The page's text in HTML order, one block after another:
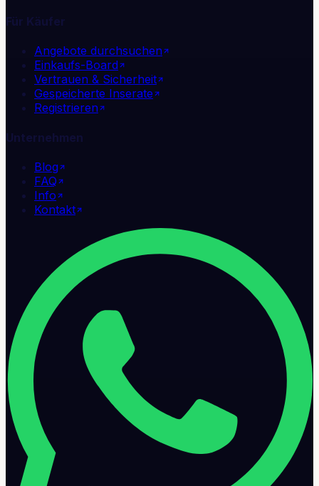
Für Käufer
Angebote durchsuchen
Einkaufs-Board
Vertrauen & Sicherheit
Gespeicherte Inserate
Registrieren
Unternehmen
Blog
FAQ
Info
Kontakt